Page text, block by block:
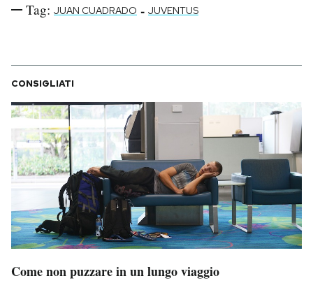
Tag: JUAN CUADRADO - JUVENTUS
CONSIGLIATI
Come non puzzare in un lungo viaggio